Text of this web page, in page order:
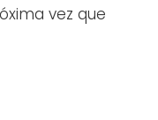
vez que